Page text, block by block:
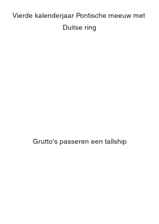
Vierde kalenderjaar Pontische meeuw met
Duitse ring
Grutto's passeren een tallship